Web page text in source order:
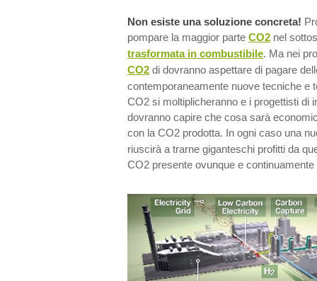
Non esiste una soluzione concreta!
pompare la maggior parte CO2 nel
trasformata in combustibile. Ma nei
CO2 di dovranno aspettare di pagare
contemporaneamente nuove tecniche e
CO2 si moltiplicheranno e i progettisti di
dovranno capire che cosa sarà
con la CO2 prodotta. In ogni caso una
riuscirà a trarne giganteschi profitti da
CO2 presente ovunque e continuamente